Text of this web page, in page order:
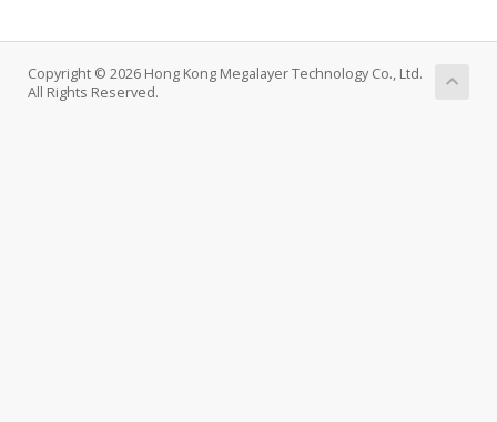
Copyright © 2026 Hong Kong Megalayer Technology Co., Ltd.
All Rights Reserved.